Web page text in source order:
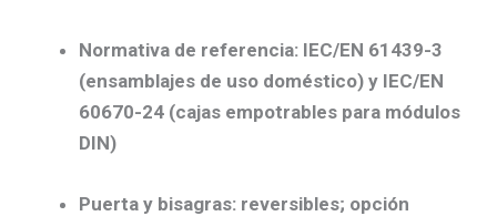
Normativa de referencia: IEC/EN 61439-3
(ensamblajes de uso doméstico) y IEC/EN
60670-24 (cajas empotrables para módulos
DIN)
Puerta y bisagras: reversibles; opción